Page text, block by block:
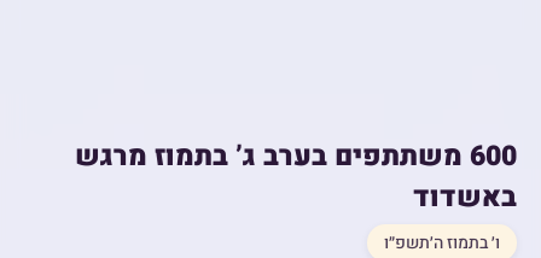
600 משתתפים בערב ג’ בתמוז מרגש
באשדוד
ו׳ בתמוז ה׳תשפ״ו